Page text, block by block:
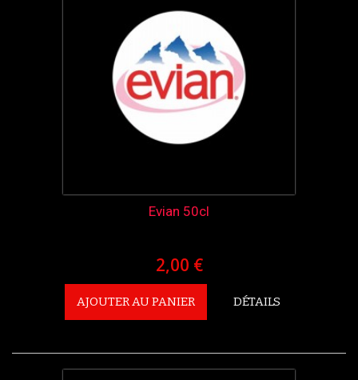
Evian 50cl
2,00 €
AJOUTER AU PANIER DÉTAILS